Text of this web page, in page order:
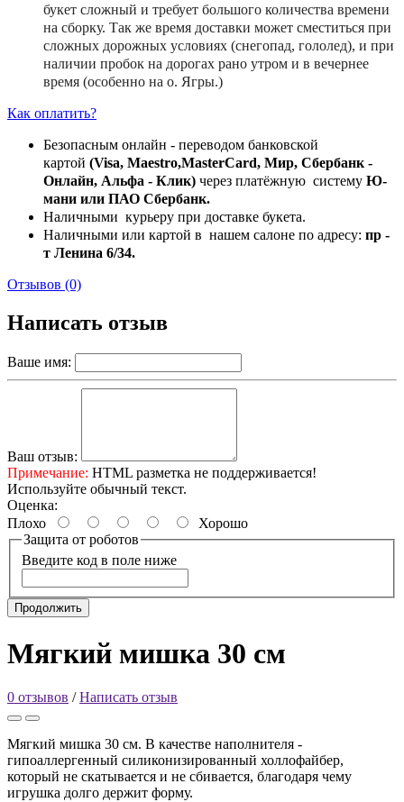
букет сложный и требует большого количества времени
на сборку. Так же время доставки может сместиться при
сложных дорожных условиях (снегопад, гололед), и при
наличии пробок на дорогах рано утром и в вечернее
время (особенно на о. Ягры.)
Как оплатить?
Безопасным онлайн - переводом банковской
картой (Visa, Maestro,MasterCard, Мир, Сбербанк -
Онлайн, Альфа - Клик) через платёжную систему Ю-
мани или ПАО Сбербанк.
Наличными курьеру при доставке букета.
Наличными или картой в нашем салоне по адресу: пр -
т Ленина 6/34.
Отзывов (0)
Написать отзыв
Ваше имя:
Ваш отзыв:
Примечание: HTML разметка не поддерживается!
Используйте обычный текст.
Оценка:
Плохо
Хорошо
Защита от роботов
Введите код в поле ниже
Продолжить
Мягкий мишка 30 см
0 отзывов /Написать отзыв
Мягкий мишка 30 см. В качестве наполнителя -
гипоаллергенный силиконизированный холлофайбер,
который не скатывается и не сбивается, благодаря чему
игрушка долго держит форму.